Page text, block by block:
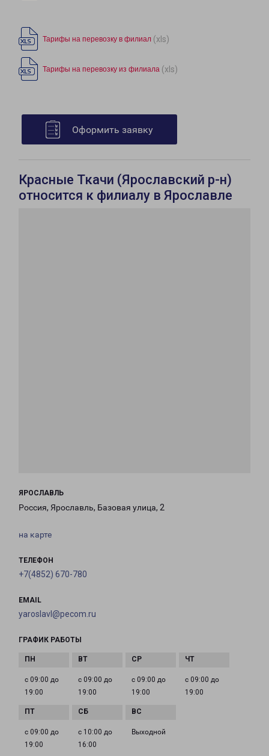
Тарифы на перевозку в филиал (xls)
Тарифы на перевозку из филиала (xls)
Оформить заявку
Красные Ткачи (Ярославский р-н)
относится к филиалу в Ярославле
ЯРОСЛАВЛЬ
Россия, Ярославль, Базовая улица, 2
на карте
ТЕЛЕФОН
+7(4852) 670-780
EMAIL
yaroslavl@pecom.ru
ГРАФИК РАБОТЫ
с 09:00 до
19:00
с 09:00 до
19:00
с 09:00 до
19:00
с 09:00 до
19:00
с 09:00 до
19:00
с 10:00 до
16:00
Выходной